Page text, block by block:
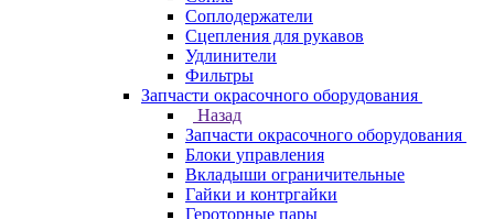
Соплодержатели
Сцепления для рукавов
Удлинители
Фильтры
Запчасти окрасочного оборудования
Назад
Запчасти окрасочного оборудования
Блоки управления
Вкладыши ограничительные
Гайки и контргайки
Героторные пары